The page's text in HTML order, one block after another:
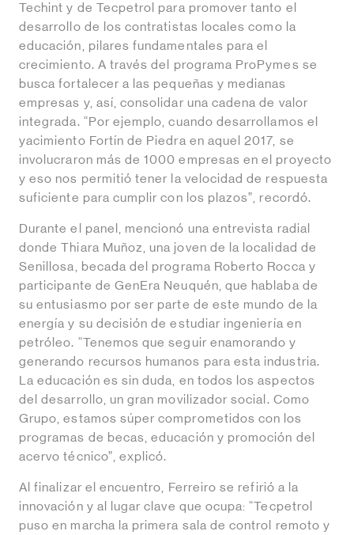
Techint y de Tecpetrol para promover tanto el
desarrollo de los contratistas locales como la
educación, pilares fundamentales para el
crecimiento. A través del programa ProPymes se
busca fortalecer a las pequeñas y medianas
empresas y, así, consolidar una cadena de valor
integrada. “Por ejemplo, cuando desarrollamos el
yacimiento Fortín de Piedra en aquel 2017, se
involucraron más de 1000 empresas en el proyecto
y eso nos permitió tener la velocidad de respuesta
suficiente para cumplir con los plazos”, recordó.
Durante el panel, mencionó una entrevista radial
donde Thiara Muñoz, una joven de la localidad de
Senillosa, becada del programa Roberto Rocca y
participante de GenEra Neuquén, que hablaba de
su entusiasmo por ser parte de este mundo de la
energía y su decisión de estudiar ingeniería en
petróleo. “Tenemos que seguir enamorando y
generando recursos humanos para esta industria.
La educación es sin duda, en todos los aspectos
del desarrollo, un gran movilizador social. Como
Grupo, estamos súper comprometidos con los
programas de becas, educación y promoción del
acervo técnico”, explicó.
Al finalizar el encuentro, Ferreiro se refirió a la
innovación y al lugar clave que ocupa: “Tecpetrol
puso en marcha la primera sala de control remoto y